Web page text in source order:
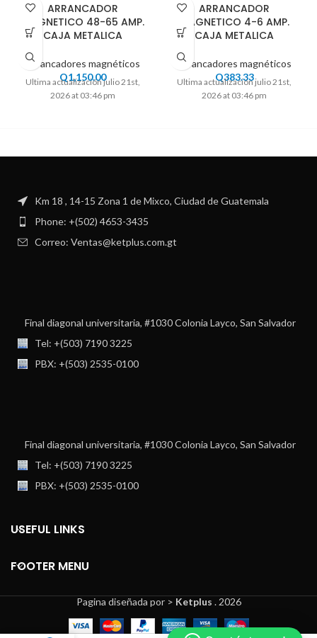
ARRANCADOR
MAGNETICO 48-65 AMP.
CAJA METALICA
Arrancadores magnéticos
Q1,150.00
Ultima actualización julio 21st,
2026 at 03:46 pm
ARRANCADOR
MAGNETICO 4-6 AMP.
CAJA METALICA
Arrancadores magnéticos
Q383.33
Ultima actualización julio 21st,
2026 at 03:46 pm
Km 18 , 14-15 Zona 1 de Mixco, Ciudad de Guatemala
Phone: +(502) 4653-3435
Correo: Ventas@ketplus.com.gt
Final diagonal universitaria, #1030 Colonia Layco, San Salvador
Tel: +(503) 7190 3225
PBX: +(503) 2535-0100
Final diagonal universitaria, #1030 Colonia Layco, San Salvador
Tel: +(503) 7190 3225
PBX: +(503) 2535-0100
USEFUL LINKS
FOOTER MENU
Pagina diseñada por > Ketplus . 2026